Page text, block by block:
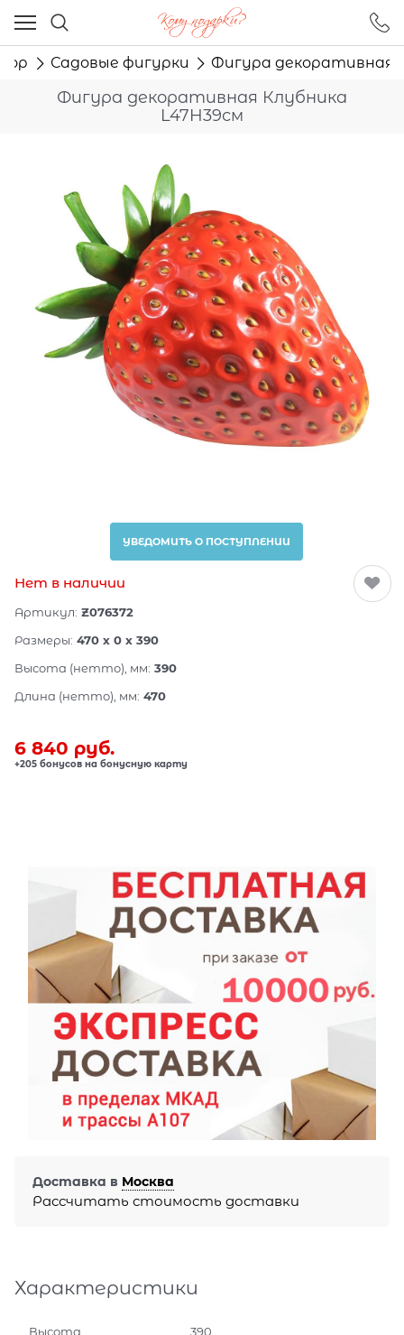
Садовые фигурки Фигура декоративная
Фигура декоративная Клубника
L47H39см
УВЕДОМИТЬ О ПОСТУПЛЕНИИ
Нет в наличии
Артикул: Z076372
Размеры: 470 x 0 x 390
Высота (нетто), мм: 390
Длина (нетто), мм: 470
6 840 руб.
+205 бонусов на бонусную карту
Доставка в Москва
Рассчитать стоимость доставки
Характеристики
Высота 390
Ваш город - Москва,
угадали?
ДА НЕТ